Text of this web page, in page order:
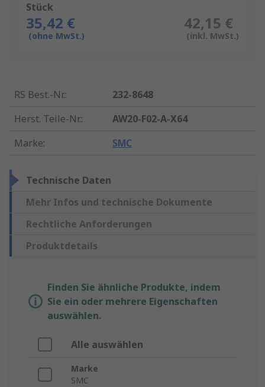
Stück
35,42 €
(ohne MwSt.)
42,15 €
(inkl. MwSt.)
RS Best.-Nr.:
232-8648
Herst. Teile-Nr.:
AW20-F02-A-X64
Marke: SMC
Technische Daten
Mehr Infos und technische Dokumente
Rechtliche Anforderungen
Produktdetails
Finden Sie ähnliche Produkte, indem
Sie ein oder mehrere Eigenschaften
auswählen.
Alle auswählen
Marke
SMC